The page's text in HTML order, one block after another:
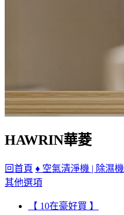
HAWRIN華菱
回首頁 ♦ 空氣清淨機 | 除濕機
其他選項
【 10在豪好買 】